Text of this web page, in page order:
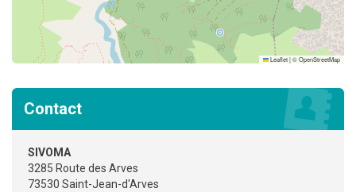
Leaflet|©OpenStreetMap
Contact
SIVOMA
3285 Route des Arves
73530 Saint-Jean-d'Arves